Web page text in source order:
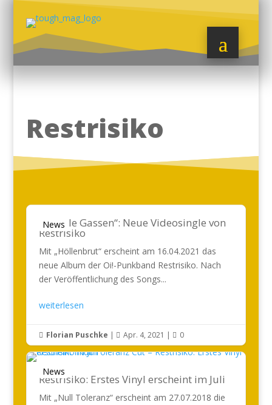
Restrisiko
News
„Dunkle Gassen“: Neue Videosingle von
Restrisiko
Mit „Höllenbrut“ erscheint am 16.04.2021 das
neue Album der Oi!-Punkband Restrisiko. Nach
der Veröffentlichung des Songs...
weiterlesen
 Florian Puschke |  Apr. 4, 2021 |  0
News
Restrisiko: Erstes Vinyl erscheint im Juli
Mit „Null Toleranz“ erscheint am 27.07.2018 die